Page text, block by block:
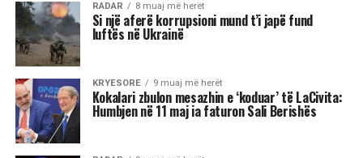
Pyetja u drejtua nga shtetasi shqiptar Fatjon
Semanjaku, i cili duke rikujtuar vendimin e
administratës së mëparshme amerikane për
shpalljen “non grata” të Berishës, dhe faktin që
Blinken e cilësoi kryeministrin Edi Rama “lider
të shquar” gjatë një vizite në Shqipëri, i drejtoi
këtë pyetje: